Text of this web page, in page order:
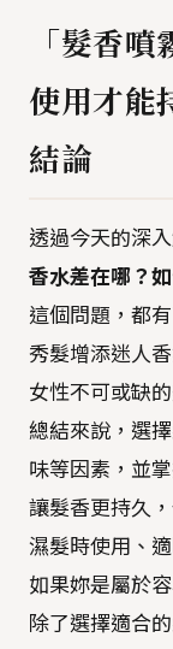
「髮香
使用才能
結論
透過今天的深
香水差在哪？
這個問題，都
秀髮增添迷人
女性不可或缺
總結來說，選
味等因素，並
讓髮香更持久
濕髮時使用、
如果妳是屬於
除了選擇適合